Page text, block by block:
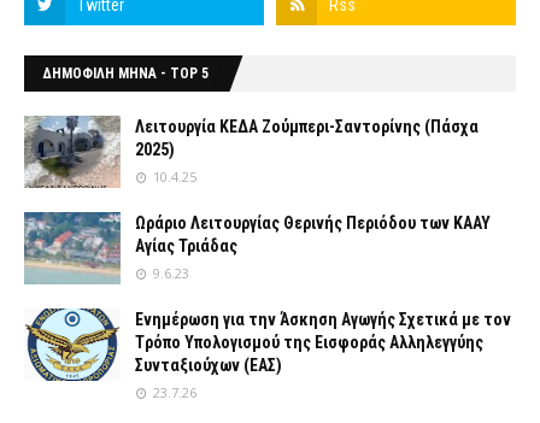
ΔΗΜΟΦΙΛΗ ΜΗΝΑ - TOP 5
Λειτουργία ΚΕΔΑ Ζούμπερι-Σαντορίνης (Πάσχα
2025)
10.4.25
Ωράριο Λειτουργίας Θερινής Περιόδου των ΚΑΑΥ
Αγίας Τριάδας
9.6.23
Ενημέρωση για την Άσκηση Αγωγής Σχετικά με τον
Tρόπο Yπολογισμού της Εισφοράς Αλληλεγγύης
Συνταξιούχων (ΕΑΣ)
23.7.26